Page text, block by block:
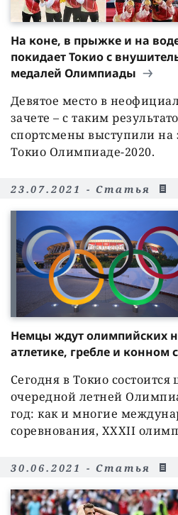
На коне, в прыжке и на
покидает Токио с
медалей Олимпиады
Девятое место в
зачете – с таким
спортсмены выступили
Токио Олимпиаде-2020.
23.07.2021 - Статья
Немцы ждут олимпийских
атлетике, гребле и конном
Сегодня в Токио
очередной летней
год: как и многие
соревнования, XXXII
30.06.2021 - Статья